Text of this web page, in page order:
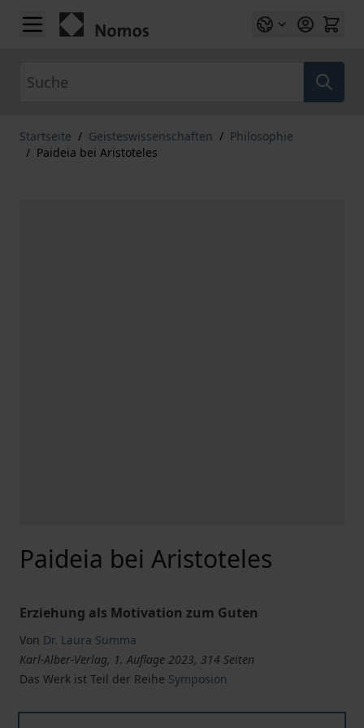
Zum Inhalt springen
Startseite / Geisteswissenschaften / Philosophie
/ Paideia bei Aristoteles
Paideia bei Aristoteles
Erziehung als Motivation zum Guten
Von Dr. Laura Summa
Karl-Alber-Verlag, 1. Auflage 2023, 314 Seiten
Das Werk ist Teil der Reihe Symposion